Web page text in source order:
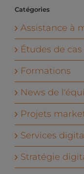
Catégories
Assistance à
Études de
Formations
News de
Projets
Services
Stratégie